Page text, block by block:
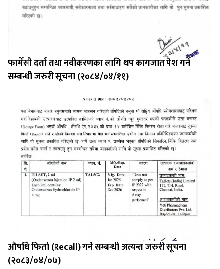
फार्मेसी दर्ता तथा नवीकरणका लागि थप कागजात पेश गर्ने
सम्बन्धी जरुरी सूचना (२०८४/०४/११)
औषधि फिर्ता (Recall) गर्ने सम्बन्धी अत्यन्त जरुरी सूचना
(२०८३/०४/०७)